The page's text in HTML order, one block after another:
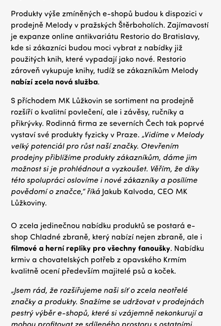
Produkty výše zmíněných e-shopů budou k dispozici v
prodejně Melody v pražských Štěrboholích. Zajímavostí
je expanze online antikvariátu Restorio do Bratislavy,
kde si zákazníci budou moci vybrat z nabídky již
použitých knih, které vypadají jako nové. Restorio
zároveň vykupuje knihy, tudíž se zákazníkům Melody
nabízí zcela nová služba.
S příchodem MK Lůžkovin se sortiment na prodejně
rozšíří o kvalitní povlečení, ale i závěsy, ručníky a
přikrývky. Rodinná firma ze severních Čech tak poprvé
vystaví své produkty fyzicky v Praze.„Vidíme v Melody
velký potenciál pro růst naší značky. Otevřením
prodejny přiblížíme produkty zákazníkům, dáme jim
možnost si je prohlédnout a vyzkoušet. Věřím, že díky
této spolupráci oslovíme i nové zákazníky a posílíme
povědomí o značce,“ říká Jakub Kalvoda, CEO MK
Lůžkoviny.
O zcela jedinečnou nabídku produktů se postará e-
shop Chladné zbraně, který nabízí nejen zbraně, ale i
filmové a herní repliky pro všechny fanoušky. Nabídku
krmiv a chovatelských potřeb z opavského Krmím
kvalitně ocení především majitelé psů a koček.
„Jsem rád, že rozšiřujeme naši síť o zcela neotřelé
značky a produkty. Snažíme se udržovat v prodejnách
pestrý výběr e-shopů, které si vzájemně nekonkurují a